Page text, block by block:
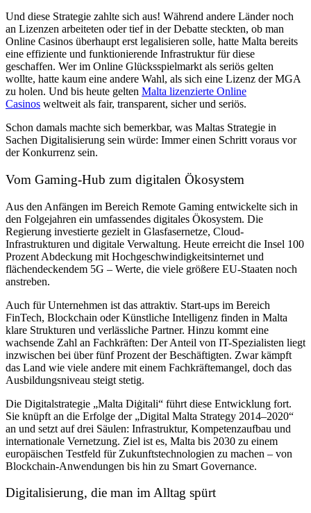
Und diese Strategie zahlte sich aus! Während andere Länder noch
an Lizenzen arbeiteten oder tief in der Debatte steckten, ob man
Online Casinos überhaupt erst legalisieren solle, hatte Malta bereits
eine effiziente und funktionierende Infrastruktur für diese
geschaffen. Wer im Online Glücksspielmarkt als seriös gelten
wollte, hatte kaum eine andere Wahl, als sich eine Lizenz der MGA
zu holen. Und bis heute gelten Malta lizenzierte Online
Casinos weltweit als fair, transparent, sicher und seriös.
Schon damals machte sich bemerkbar, was Maltas Strategie in
Sachen Digitalisierung sein würde: Immer einen Schritt voraus vor
der Konkurrenz sein.
Vom Gaming-Hub zum digitalen Ökosystem
Aus den Anfängen im Bereich Remote Gaming entwickelte sich in
den Folgejahren ein umfassendes digitales Ökosystem. Die
Regierung investierte gezielt in Glasfasernetze, Cloud-
Infrastrukturen und digitale Verwaltung. Heute erreicht die Insel 100
Prozent Abdeckung mit Hochgeschwindigkeitsinternet und
flächendeckendem 5G – Werte, die viele größere EU-Staaten noch
anstreben.
Auch für Unternehmen ist das attraktiv. Start-ups im Bereich
FinTech, Blockchain oder Künstliche Intelligenz finden in Malta
klare Strukturen und verlässliche Partner. Hinzu kommt eine
wachsende Zahl an Fachkräften: Der Anteil von IT-Spezialisten liegt
inzwischen bei über fünf Prozent der Beschäftigten. Zwar kämpft
das Land wie viele andere mit einem Fachkräftemangel, doch das
Ausbildungsniveau steigt stetig.
Die Digitalstrategie „Malta Diġitali“ führt diese Entwicklung fort.
Sie knüpft an die Erfolge der „Digital Malta Strategy 2014–2020“
an und setzt auf drei Säulen: Infrastruktur, Kompetenzaufbau und
internationale Vernetzung. Ziel ist es, Malta bis 2030 zu einem
europäischen Testfeld für Zukunftstechnologien zu machen – von
Blockchain-Anwendungen bis hin zu Smart Governance.
Digitalisierung, die man im Alltag spürt